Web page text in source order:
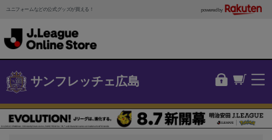
ユニフォームなどの公式グッズが買える！ powered by
サンフレッチェ広島